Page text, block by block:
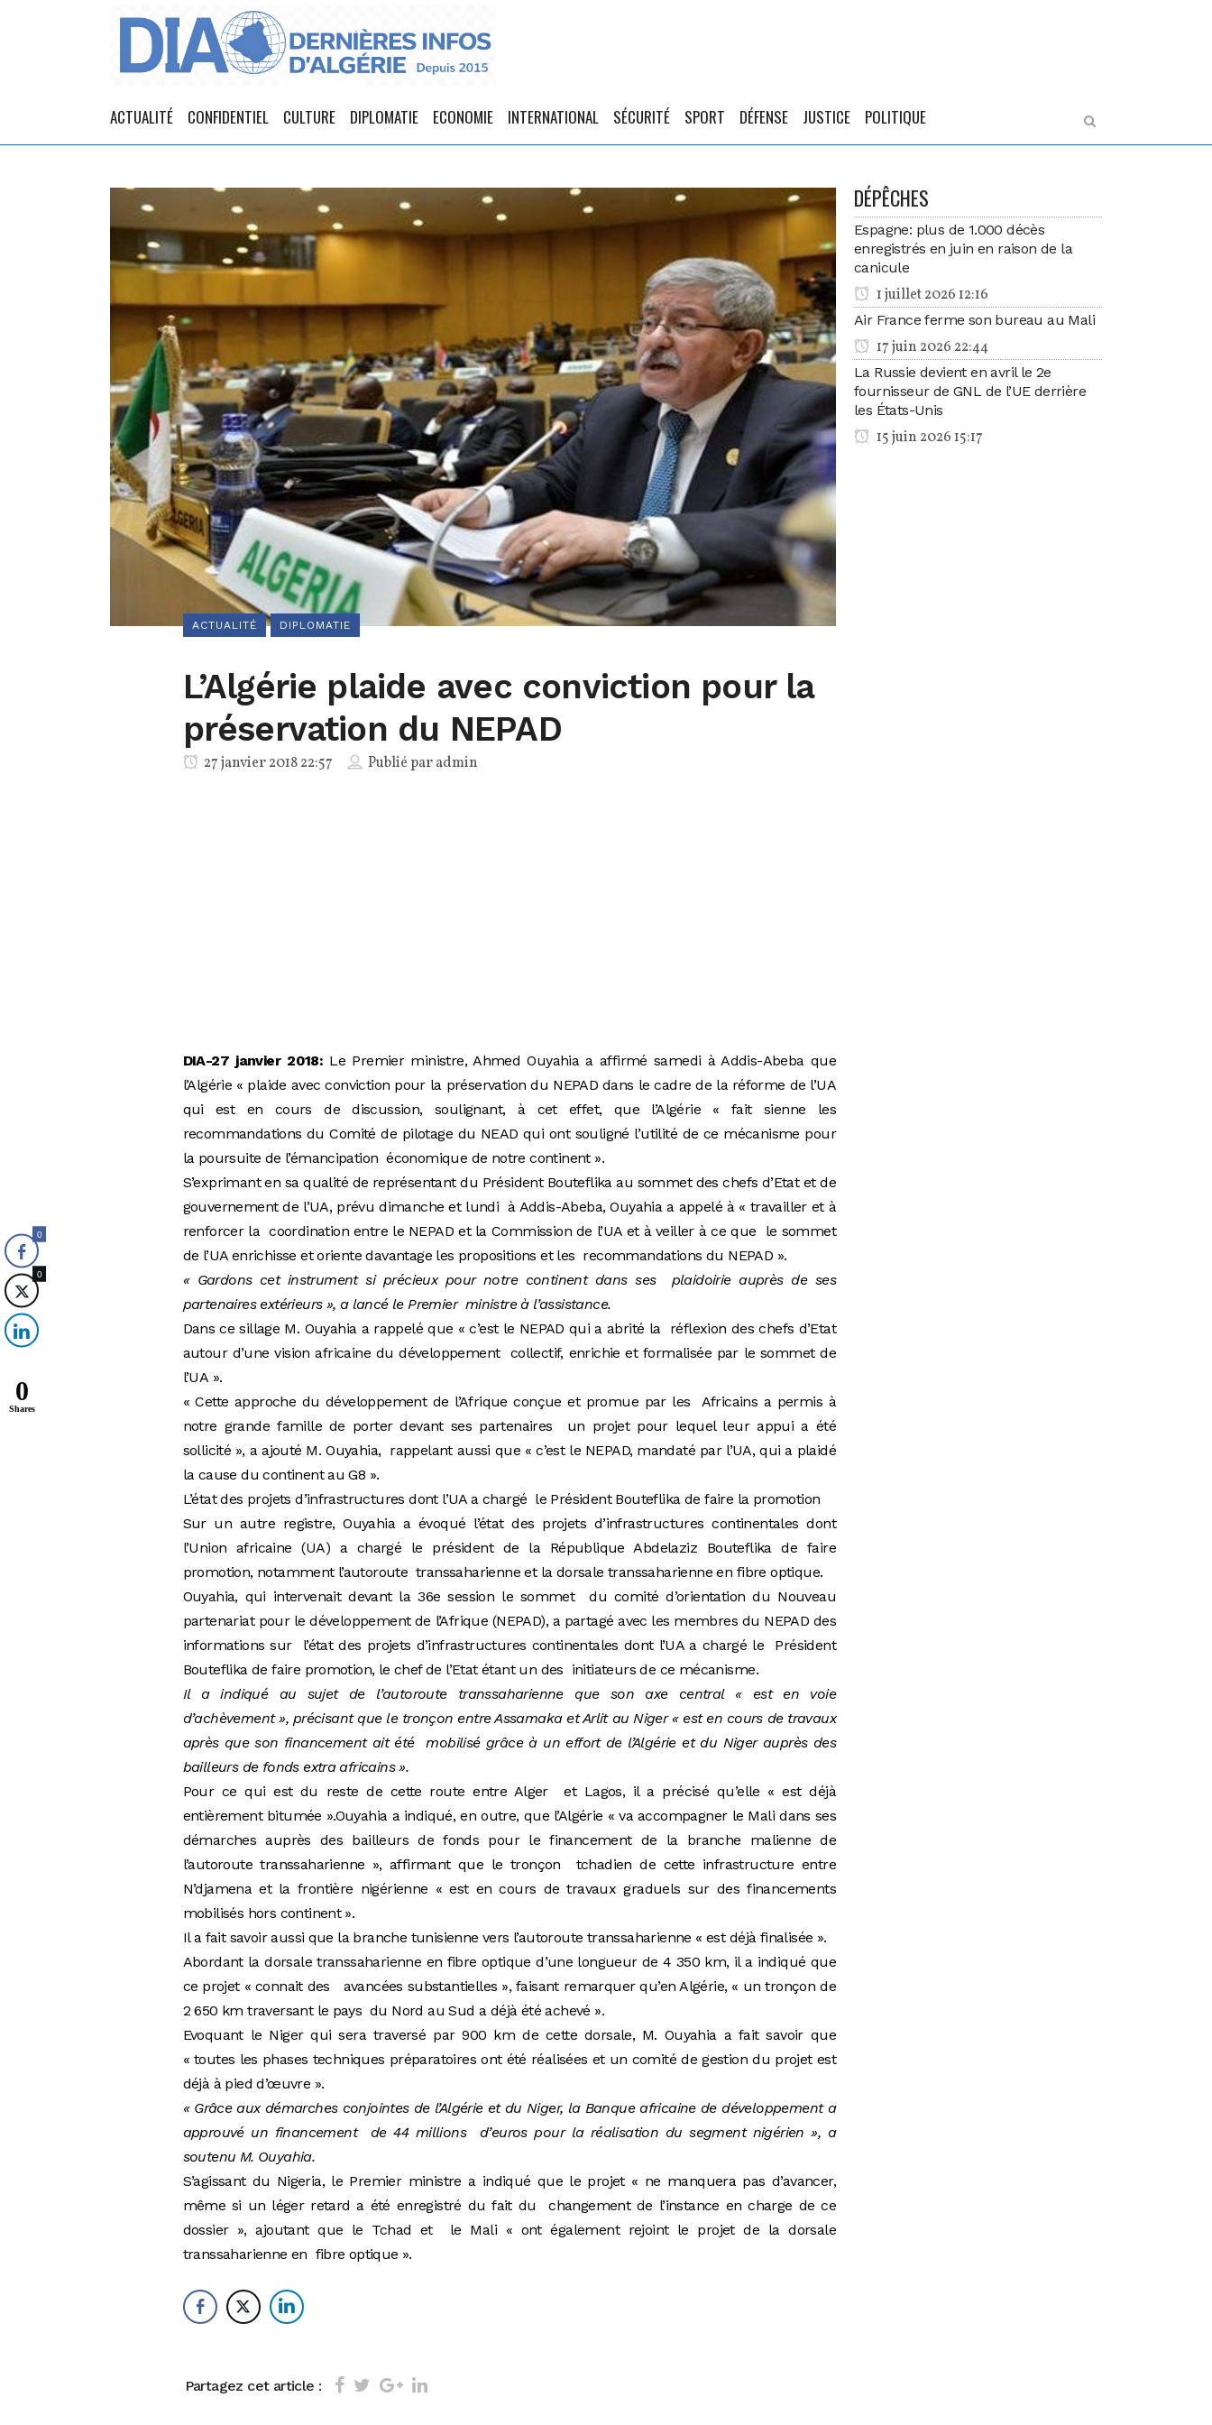
ACTUALITÉ CONFIDENTIEL CULTURE DIPLOMATIE ECONOMIE INTERNATIONAL SÉCURITÉ SPORT DÉFENSE JUSTICE POLITIQUE
ACTUALITÉ DIPLOMATIE
L’Algérie plaide avec conviction pour la
préservation du NEPAD
27 janvier 2018 22:57 Publié paradmin
DIA-27 janvier 2018: Le Premier ministre, Ahmed Ouyahia a affirmé samedi à Addis-Abeba que
l’Algérie « plaide avec conviction pour la préservation du NEPAD dans le cadre de la réforme de l’UA
qui est en cours de discussion, soulignant, à cet effet, que l’Algérie « fait sienne les
recommandations du Comité de pilotage du NEAD qui ont souligné l’utilité de ce mécanisme pour
la poursuite de l’émancipation économique de notre continent ».
S’exprimant en sa qualité de représentant du Président Bouteflika au sommet des chefs d’Etat et de
gouvernement de l’UA, prévu dimanche et lundi à Addis-Abeba, Ouyahia a appelé à « travailler et à
renforcer la coordination entre le NEPAD et la Commission de l’UA et à veiller à ce que le sommet
de l’UA enrichisse et oriente davantage les propositions et les recommandations du NEPAD ».
« Gardons cet instrument si précieux pour notre continent dans ses plaidoirie auprès de ses
partenaires extérieurs », a lancé le Premier ministre à l’assistance.
Dans ce sillage M. Ouyahia a rappelé que « c’est le NEPAD qui a abrité la réflexion des chefs d’Etat
autour d’une vision africaine du développement collectif, enrichie et formalisée par le sommet de
l’UA ».
« Cette approche du développement de l’Afrique conçue et promue par les Africains a permis à
notre grande famille de porter devant ses partenaires un projet pour lequel leur appui a été
sollicité », a ajouté M. Ouyahia, rappelant aussi que « c’est le NEPAD, mandaté par l’UA, qui a plaidé
la cause du continent au G8 ».
L’état des projets d’infrastructures dont l’UA a chargé le Président Bouteflika de faire la promotion
Sur un autre registre, Ouyahia a évoqué l’état des projets d’infrastructures continentales dont
l’Union africaine (UA) a chargé le président de la République Abdelaziz Bouteflika de faire
promotion, notamment l’autoroute transsaharienne et la dorsale transsaharienne en fibre optique.
Ouyahia, qui intervenait devant la 36e session le sommet du comité d’orientation du Nouveau
partenariat pour le développement de l’Afrique (NEPAD), a partagé avec les membres du NEPAD des
informations sur l’état des projets d’infrastructures continentales dont l’UA a chargé le Président
Bouteflika de faire promotion, le chef de l’Etat étant un des initiateurs de ce mécanisme.
Il a indiqué au sujet de l’autoroute transsaharienne que son axe central « est en voie
d’achèvement », précisant que le tronçon entre Assamaka et Arlit au Niger « est en cours de travaux
après que son financement ait été mobilisé grâce à un effort de l’Algérie et du Niger auprès des
bailleurs de fonds extra africains ».
Pour ce qui est du reste de cette route entre Alger et Lagos, il a précisé qu’elle « est déjà
entièrement bitumée ».Ouyahia a indiqué, en outre, que l’Algérie « va accompagner le Mali dans ses
démarches auprès des bailleurs de fonds pour le financement de la branche malienne de
l’autoroute transsaharienne », affirmant que le tronçon tchadien de cette infrastructure entre
N’djamena et la frontière nigérienne « est en cours de travaux graduels sur des financements
mobilisés hors continent ».
Il a fait savoir aussi que la branche tunisienne vers l’autoroute transsaharienne « est déjà finalisée ».
Abordant la dorsale transsaharienne en fibre optique d’une longueur de 4 350 km, il a indiqué que
ce projet « connait des avancées substantielles », faisant remarquer qu’en Algérie, « un tronçon de
2 650 km traversant le pays du Nord au Sud a déjà été achevé ».
Evoquant le Niger qui sera traversé par 900 km de cette dorsale, M. Ouyahia a fait savoir que
« toutes les phases techniques préparatoires ont été réalisées et un comité de gestion du projet est
déjà à pied d’œuvre ».
« Grâce aux démarches conjointes de l’Algérie et du Niger, la Banque africaine de développement a
approuvé un financement de 44 millions d’euros pour la réalisation du segment nigérien », a
soutenu M. Ouyahia.
S’agissant du Nigeria, le Premier ministre a indiqué que le projet « ne manquera pas d’avancer,
même si un léger retard a été enregistré du fait du changement de l’instance en charge de ce
dossier », ajoutant que le Tchad et le Mali « ont également rejoint le projet de la dorsale
transsaharienne en fibre optique ».
Partagez cet article :
DÉPÊCHES
Espagne: plus de 1.000 décès
enregistrés en juin en raison de la
canicule
1 juillet 2026 12:16
Air France ferme son bureau au Mali
17 juin 2026 22:44
La Russie devient en avril le 2e
fournisseur de GNL de l’UE derrière
les États-Unis
15 juin 2026 15:17
0
0
0
Shares